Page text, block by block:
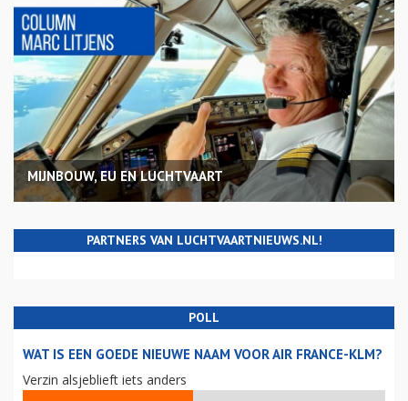
MIJNBOUW, EU EN LUCHTVAART
PARTNERS VAN LUCHTVAARTNIEUWS.NL!
POLL
WAT IS EEN GOEDE NIEUWE NAAM VOOR AIR FRANCE-KLM?
Verzin alsjeblieft iets anders